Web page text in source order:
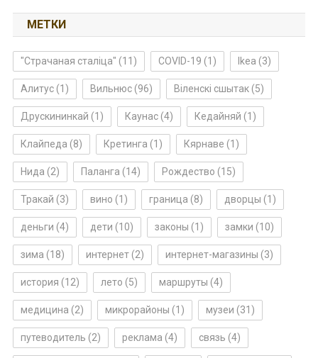
МЕТКИ
"Страчаная сталіца" (11) COVID-19 (1) Ikea (3)
Алитус(1) Вильнюс(96) Віленскі сшытак(5)
Друскининкай (1) Каунас(4) Кедайняй (1)
Клайпеда (8) Кретинга (1) Кярнаве (1)
Нида (2) Паланга (14) Рождество (15)
Тракай (3) вино (1) граница (8) дворцы (1)
деньги (4) дети (10) законы (1) замки (10)
зима (18) интернет(2) интернет-магазины (3)
история (12) лето (5) маршруты (4)
медицина (2) микрорайоны (1) музеи (31)
путеводитель (2) реклама (4) связь (4)